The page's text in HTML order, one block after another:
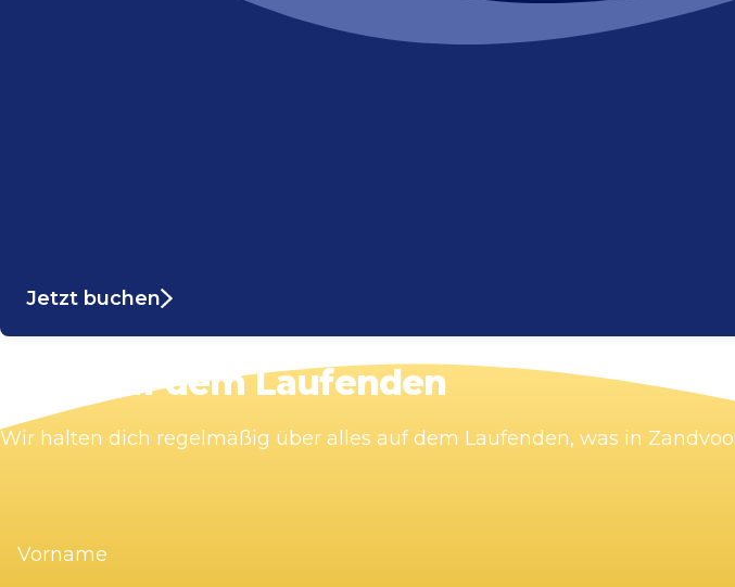
Jetzt buchen
Karte
Bleib auf dem Laufenden
Wir halten dich regelmäßig über alles auf dem Laufenden, was in
(erforderlich)